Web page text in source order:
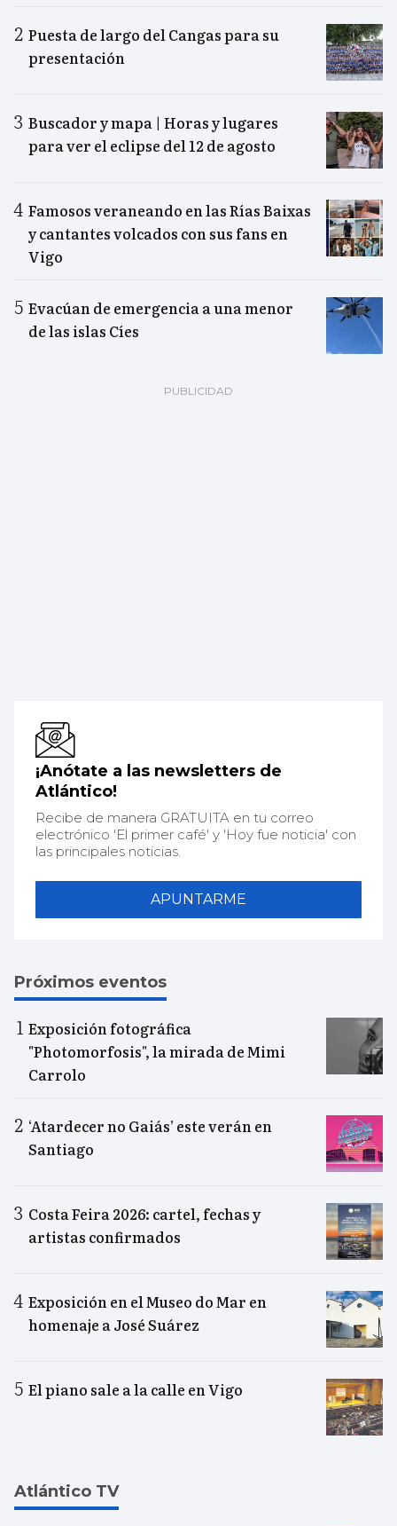
Puesta de largo del Cangas para su
presentación
Buscador y mapa | Horas y lugares
para ver el eclipse del 12 de agosto
Famosos veraneando en las Rías Baixas
y cantantes volcados con sus fans en
Vigo
Evacúan de emergencia a una menor
de las islas Cíes
¡Anótate a las newsletters de
Atlántico!
Recibe de manera GRATUITA en tu correo
electrónico 'El primer café' y 'Hoy fue noticia' con
las principales noticias.
APUNTARME
Próximos eventos
Exposición fotográfica
"Photomorfosis", la mirada de Mimi
Carrolo
‘Atardecer no Gaiás’ este verán en
Santiago
Costa Feira 2026: cartel, fechas y
artistas confirmados
Exposición en el Museo do Mar en
homenaje a José Suárez
El piano sale a la calle en Vigo
Atlántico TV